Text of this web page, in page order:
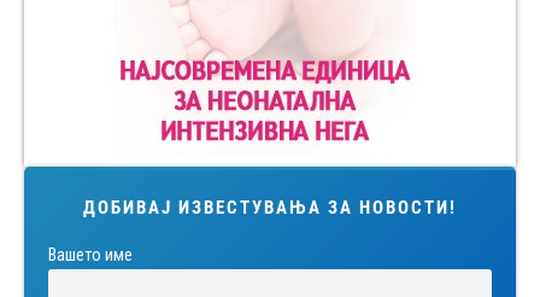
ДОБИВАЈ ИЗВЕСТУВАЊА ЗА НОВОСТИ!
Вашето име